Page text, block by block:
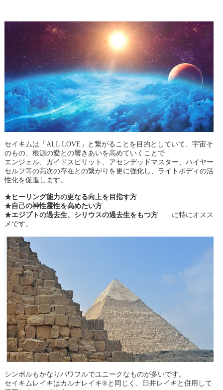
セイキムは「ALL LOVE」と繋がることを目的としていて、宇宙そ
のもの、根源の愛との響きあいを高めていくことで
エンジェル、ガイドスピリット、アセンデッドマスター、ハイヤー
セルフ等の高次の存在との繋がりを更に強化し、ライトボディの活
性化を促進します。
★ヒーリング能力の更なる向上を目指す方
★自己の神性霊性を高めたい方
★エジプトの過去生、シリウスの過去生をもつ方 に特にオスス
メです。
シンボルもかなりパワフルでユニークなものが多いです。
セイキムレイキはカルナレイキ®と同じく、臼井レイキと併用して